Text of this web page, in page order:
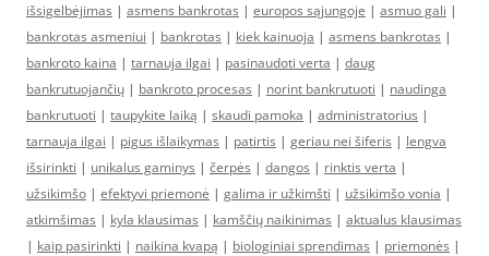
išsigelbėjimas | asmens bankrotas | europos sąjungoje | asmuo gali |
bankrotas asmeniui | bankrotas | kiek kainuoja | asmens bankrotas |
bankroto kaina | tarnauja ilgai | pasinaudoti verta | daug
bankrutuojančių | bankroto procesas | norint bankrutuoti | naudinga
bankrutuoti | taupykite laiką | skaudi pamoka | administratorius |
tarnauja ilgai | pigus išlaikymas | patirtis | geriau nei šiferis | lengva
išsirinkti | unikalus gaminys | čerpės | dangos | rinktis verta |
užsikimšo | efektyvi priemonė | galima ir užkimšti | užsikimšo vonia |
atkimšimas | kyla klausimas | kamščių naikinimas | aktualus klausimas
| kaip pasirinkti | naikina kvapą | biologiniai sprendimas | priemonės |